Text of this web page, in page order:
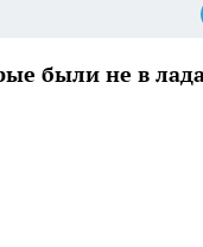
были не в